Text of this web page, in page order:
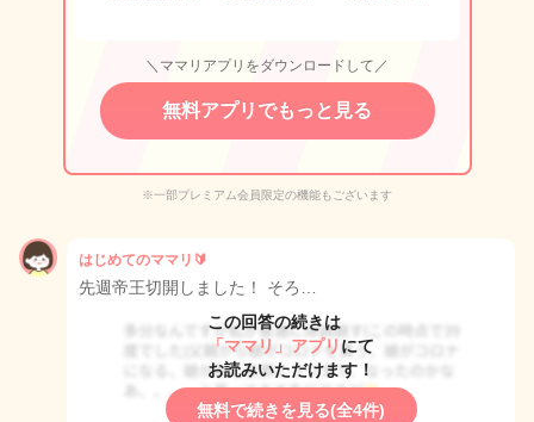
＼ママリアプリをダウンロードして／
無料アプリでもっと見る
※一部プレミアム会員限定の機能もございます
はじめてのママリ🔰
先週帝王切開しました！ そろ…
この回答の続きは
「ママリ」アプリ にて
お読みいただけます！
無料で続きを見る(全4件)